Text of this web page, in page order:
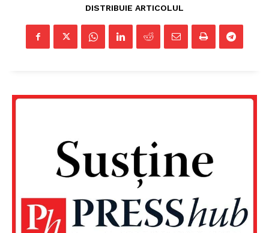
Un proiect
FREEDOM HOUSE ROMÂNIA
DISTRIBUIE ARTICOLUL